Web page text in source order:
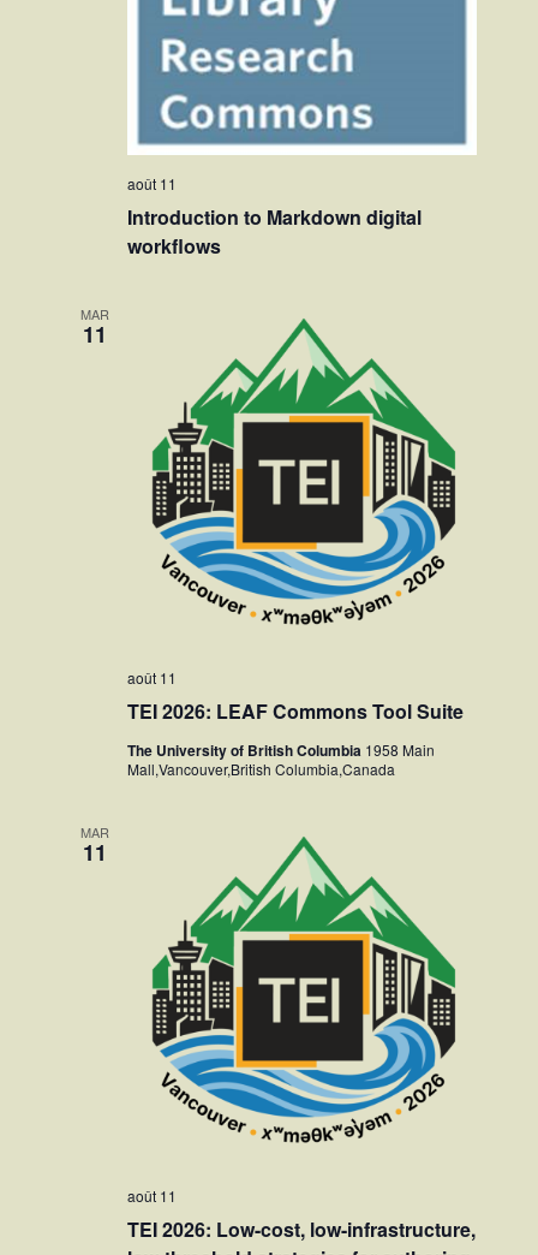
Introduction to Markdown digital
workflows
août 11
MAR
11
TEI 2026: LEAF Commons Tool Suite
août 11
The University of British Columbia 1958 Main
Mall,Vancouver,British Columbia,Canada
MAR
11
TEI 2026: Low-cost, low-infrastructure,
août 11